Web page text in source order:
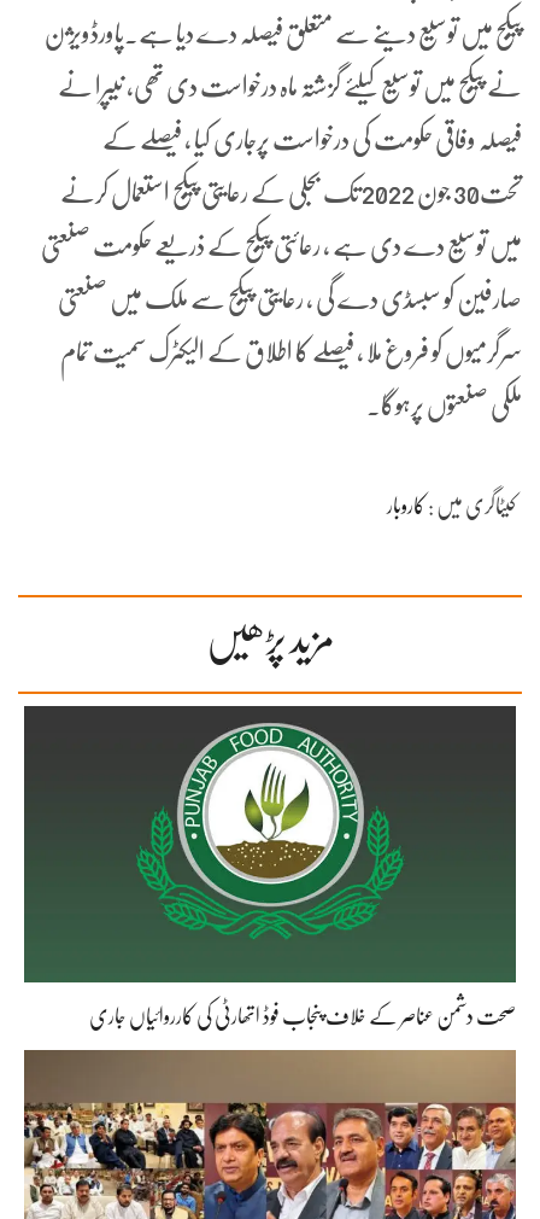
پیکج میں توسیع دینے سے متعلق فیصلہ دے دیا ہے۔پاورڈویژن
نے پیکج میں توسیع کیلئے گزشتہ ماہ درخواست دی تھی، نیپرا نے
فیصلہ وفاقی حکومت کی درخواست پرجاری کیا ، فیصلے کے
تحت30 جون 2022 تک بجلی کے رعایتی پیکج استعمال کرنے
میں توسیع دے دی ہے ، رعائتی پیکج کے ذریعے حکومت صنعتی
صارفین کو سبسڈی دے گی ، رعایتی پیکج سے ملک میں صنعتی
سرگرمیوں کو فروغ ملا ، فیصلے کا اطلاق کے الیکٹرک سمیت تمام
ملکی صنعتوں پرہوگا۔
کیٹاگری میں : کاروبار
مزید پڑھیں
صحت دشمن عناصر کے خلاف پنجاب فوڈ اتھارٹی کی کارروائیاں جاری